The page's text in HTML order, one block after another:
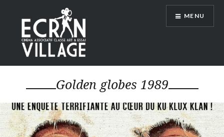
contenu
principal
ÉCRAN VILLAGE
MENU
Golden globes 1989